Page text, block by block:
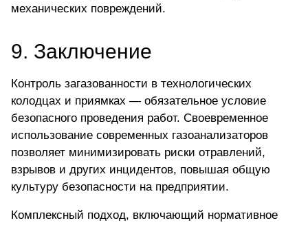
механических повреждений.
9. Заключение
Контроль загазованности в технологических
колодцах и приямках — обязательное условие
безопасного проведения работ. Своевременное
использование современных газоанализаторов
позволяет минимизировать риски отравлений,
взрывов и других инцидентов, повышая общую
культуру безопасности на предприятии.
Комплексный подход, включающий нормативное